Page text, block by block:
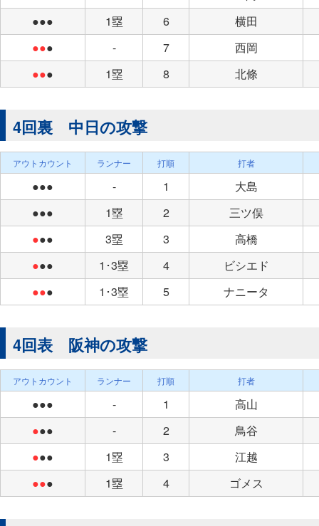
●●●
1塁 6
横田
●●● - 7
西岡
●●● 1塁 8 北條
4回裏 中日の攻撃
アウトカウント ランナー 打順 打者
●●● - 1
大島
●●●
1塁 2
三ツ俣
●●● 3塁 3
高橋
●●● 1･3塁 4
ビシエド
●●● 1･3塁 5 ナニータ
4回表 阪神の攻撃
アウトカウント ランナー 打順 打者
●●● - 1
高山
●●● - 2
鳥谷
●●● 1塁 3
江越
●●● 1塁 4 ゴメス